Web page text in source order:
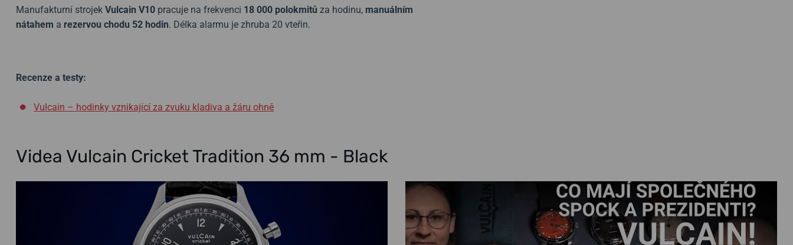
Manufakturní strojek Vulcain V10 pracuje na frekvenci 18 000 polokmitů za hodinu, manuálním
nátahem a rezervou chodu 52 hodin. Délka alarmu je zhruba 20 vteřin.
Recenze a testy:
Vulcain – hodinky vznikající za zvuku kladiva a žáru ohně
Videa Vulcain Cricket Tradition 36 mm - Black